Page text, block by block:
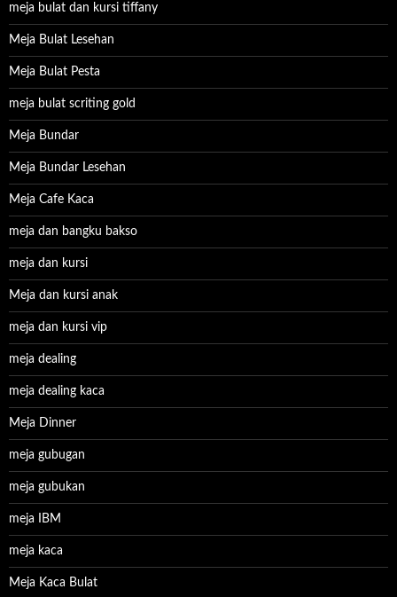
meja bulat dan kursi tiffany
Meja Bulat Lesehan
Meja Bulat Pesta
meja bulat scriting gold
Meja Bundar
Meja Bundar Lesehan
Meja Cafe Kaca
meja dan bangku bakso
meja dan kursi
Meja dan kursi anak
meja dan kursi vip
meja dealing
meja dealing kaca
Meja Dinner
meja gubugan
meja gubukan
meja IBM
meja kaca
Meja Kaca Bulat